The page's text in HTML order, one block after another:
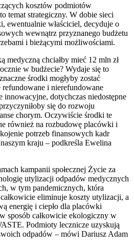
kosztów podmiotów
temat strategiczny. W dobie sieci
ewentualnie właściciel, decyduje o
wewnątrz przyznanego budżetu
i bieżącymi możliwościami.
medyczną chciałby mieć 12 mln zł
w budżecie? Wydaje się to
środki mogłyby zostać
refundowane i nierefundowane
innowacyjne, dotychczas niedostępne
się do rozwoju
chorym. Oczywiście środki te
również na rozbudowę placówki i
potrzeb finansowych kadr
kraju – podkreśla Ewelina
kampanii społecznej Życie za
utylizacji odpadów medycznych
w tym pandemicznych, która
eliminuje koszty utylizacji, a
energię i ciepło dla placówki
sposób całkowicie ekologiczny w
Podmioty lecznicze uzyskują
odpadów – mówi Dariusz Adam